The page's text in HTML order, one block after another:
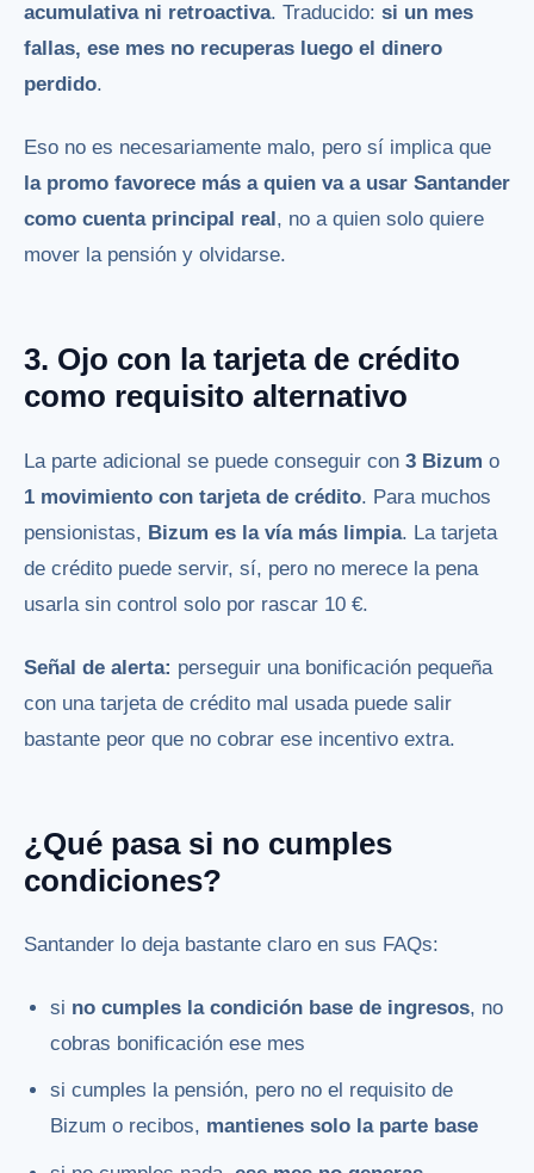
acumulativa ni retroactiva. Traducido: si un mes
fallas, ese mes no recuperas luego el dinero
perdido.
Eso no es necesariamente malo, pero sí implica que
la promo favorece más a quien va a usar Santander
como cuenta principal real, no a quien solo quiere
mover la pensión y olvidarse.
3. Ojo con la tarjeta de crédito
como requisito alternativo
La parte adicional se puede conseguir con 3 Bizum o
1 movimiento con tarjeta de crédito. Para muchos
pensionistas, Bizum es la vía más limpia. La tarjeta
de crédito puede servir, sí, pero no merece la pena
usarla sin control solo por rascar 10 €.
Señal de alerta: perseguir una bonificación pequeña
con una tarjeta de crédito mal usada puede salir
bastante peor que no cobrar ese incentivo extra.
¿Qué pasa si no cumples
condiciones?
Santander lo deja bastante claro en sus FAQs:
si no cumples la condición base de ingresos, no
cobras bonificación ese mes
si cumples la pensión, pero no el requisito de
Bizum o recibos, mantienes solo la parte base